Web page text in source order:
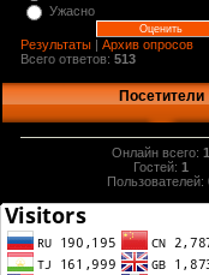
Ужасно
Результаты | Архив опросов
Всего ответов: 513
Посетители
Онлайн всего:1
Гостей:1
Пользователей: